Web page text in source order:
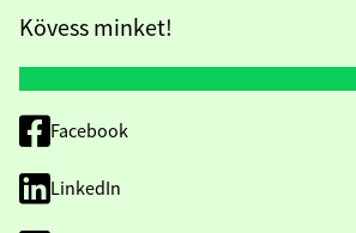
Kövess minket!
Facebook
LinkedIn